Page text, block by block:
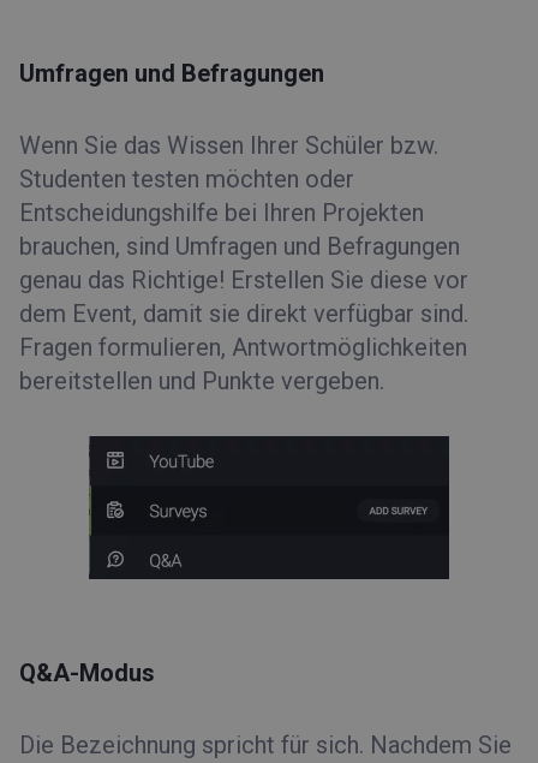
Umfragen und Befragungen
Wenn Sie das Wissen Ihrer Schüler bzw.
Studenten testen möchten oder
Entscheidungshilfe bei Ihren Projekten
brauchen, sind Umfragen und Befragungen
genau das Richtige! Erstellen Sie diese vor
dem Event, damit sie direkt verfügbar sind.
Fragen formulieren, Antwortmöglichkeiten
bereitstellen und Punkte vergeben.
Q&A-Modus
Die Bezeichnung spricht für sich. Nachdem Sie